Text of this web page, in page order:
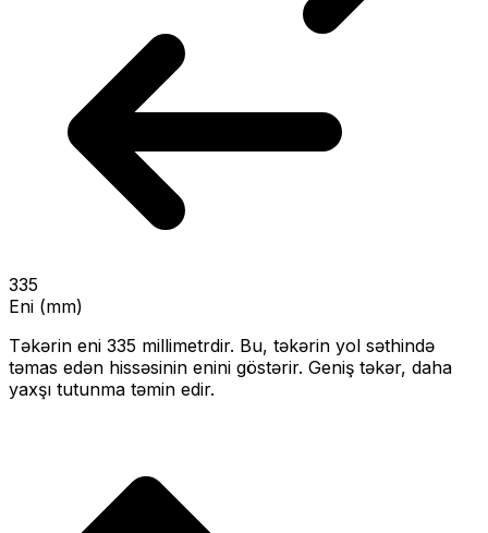
335
Eni (mm)
Təkərin eni 335 millimetrdir. Bu, təkərin yol səthində
təmas edən hissəsinin enini göstərir. Geniş təkər, daha
yaxşı tutunma təmin edir.